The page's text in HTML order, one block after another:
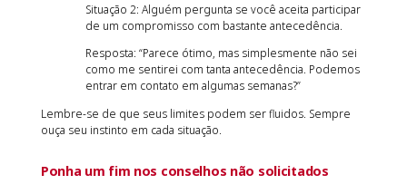
Situação 2: Alguém pergunta se você aceita participar
de um compromisso com bastante antecedência.
Resposta: “Parece ótimo, mas simplesmente não sei
como me sentirei com tanta antecedência. Podemos
entrar em contato em algumas semanas?”
Lembre-se de que seus limites podem ser fluidos. Sempre
ouça seu instinto em cada situação.
Ponha um fim nos conselhos não solicitados